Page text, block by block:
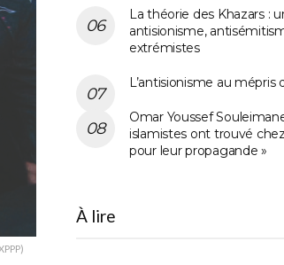
La théorie des Khazars :
antisionisme,
extrémistes
L’antisionisme au mépris
Omar Youssef
islamistes ont trouvé
pour leur propagande »
À lire